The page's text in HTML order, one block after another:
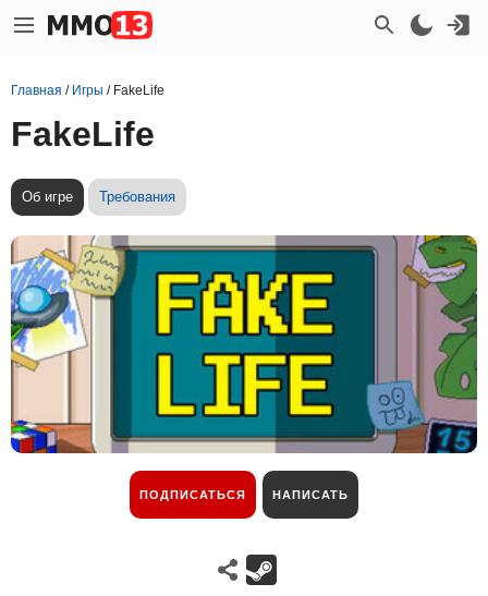
Главная / Игры / FakeLife
FakeLife
Об игре Требования
ПОДПИСАТЬСЯ НАПИСАТЬ